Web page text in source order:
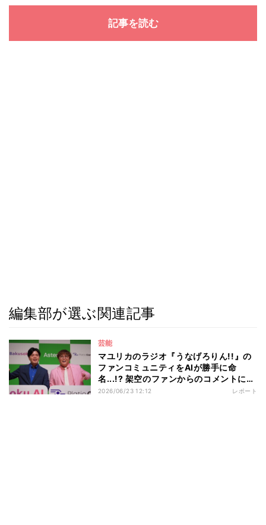
記事を読む
編集部が選ぶ関連記事
芸能
マユリカのラジオ『うなげろりん!!』の
ファンコミュニティをAIが勝手に命
名...!? 架空のファンからのコメントに
「すごいな(笑)」
2026/06/23 12:12 レポート